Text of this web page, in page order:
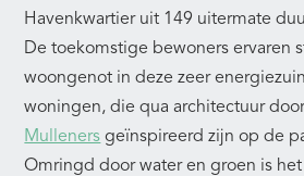
Havenkwartier uit 149 uitermate
De toekomstige bewoners ervaren
woongenot in deze zeer
woningen, die qua architectuur
Mulleners geïnspireerd zijn op de
Omringd door water en groen is het